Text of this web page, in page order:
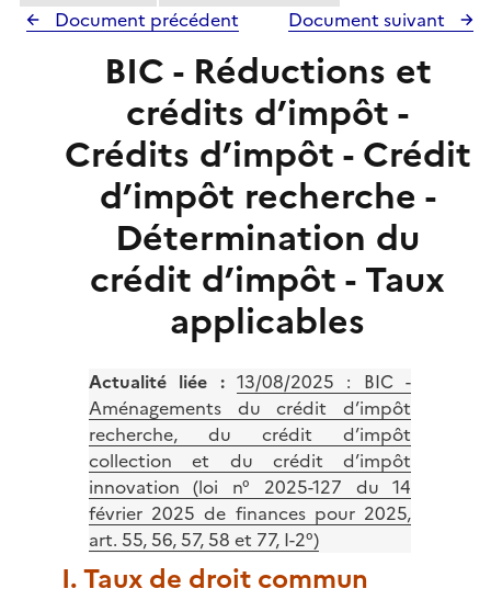
Document précédent Document suivant
BIC - Réductions et
crédits d’impôt -
Crédits d’impôt - Crédit
d’impôt recherche -
Détermination du
crédit d’impôt - Taux
applicables
Actualité liée : 13/08/2025 : BIC -
Aménagements du crédit d’impôt
recherche, du crédit d’impôt
collection et du crédit d’impôt
innovation (loi n° 2025-127 du 14
février 2025 de finances pour 2025,
art. 55, 56, 57, 58 et 77, I-2°)
I. Taux de droit commun